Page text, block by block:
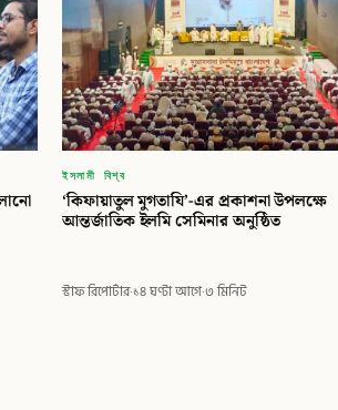
ইসলামী বিশ্ব
‘কিফায়াতুল মুগতাযি’-এর প্রকাশনা উপলক্ষে
আন্তর্জাতিক ইলমি সেমিনার অনুষ্ঠিত
স্টাফ রিপোর্টার·১৪ ঘণ্টা আগে·৩ মিনিট